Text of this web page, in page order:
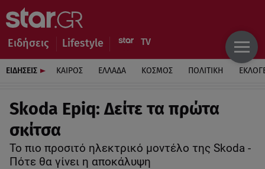
Ειδήσεις Lifestyle
ΕΙΔΗΣΕΙΣ ΚΑΙΡΟΣ ΕΛΛΑΔΑ ΚΟΣΜΟΣ ΠΟΛΙΤΙΚΗ
Skoda Epiq: Δείτε τα πρώτα
σκίτσα
Το πιο προσιτό ηλεκτρικό μοντέλο της Skoda -
Πότε θα γίνει η αποκάλυψη